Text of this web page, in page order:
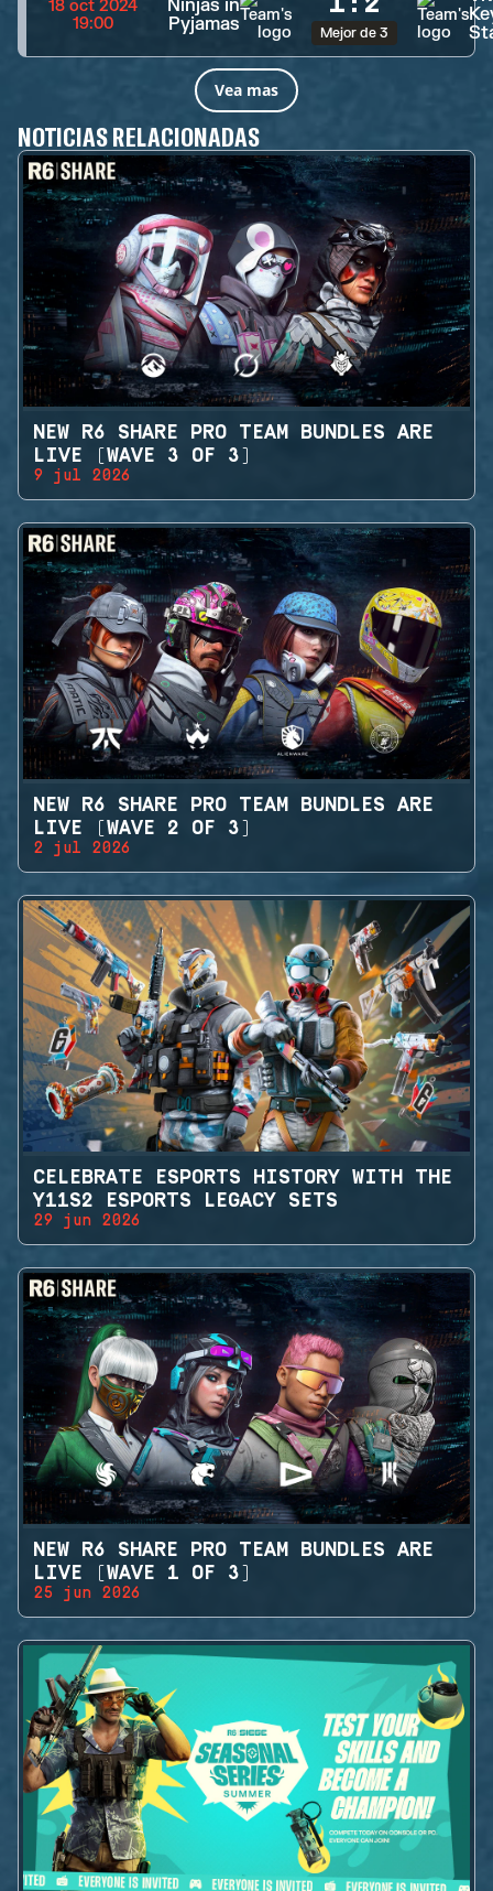
18 oct 2024
19:00
Ninjas in
Pyjamas
Mejor de 3
Vea mas
NOTICIAS RELACIONADAS
NEW R6 SHARE PRO TEAM BUNDLES ARE
LIVE (WAVE 3 OF 3)
9 jul 2026
NEW R6 SHARE PRO TEAM BUNDLES ARE
LIVE (WAVE 2 OF 3)
2 jul 2026
CELEBRATE ESPORTS HISTORY WITH THE
Y11S2 ESPORTS LEGACY SETS
29 jun 2026
NEW R6 SHARE PRO TEAM BUNDLES ARE
LIVE (WAVE 1 OF 3)
25 jun 2026